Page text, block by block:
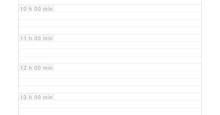
10 h 00 min
11 h 00 min
12 h 00 min
13 h 00 min